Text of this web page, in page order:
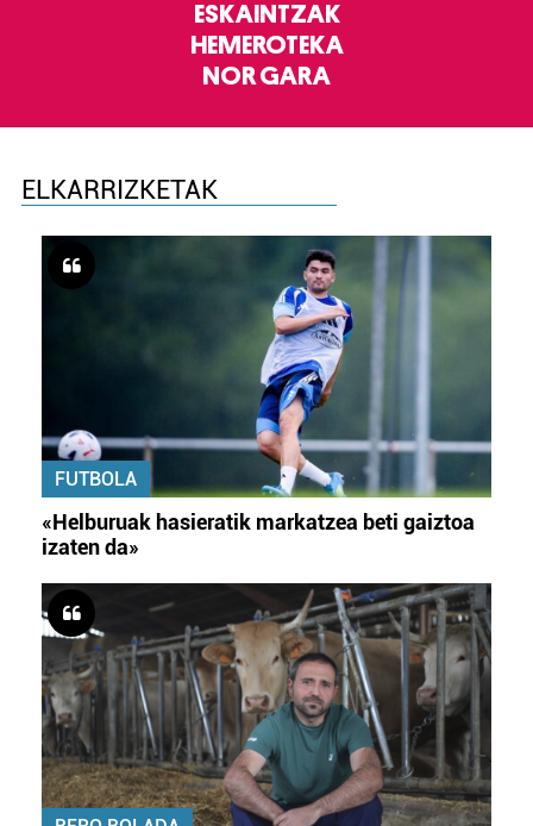
ESKAINTZAK
HEMEROTEKA
NOR GARA
ELKARRIZKETAK
FUTBOLA
«Helburuak hasieratik markatzea beti gaiztoa
izaten da»